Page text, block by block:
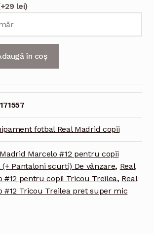
lei)
în coș
fotbal Real Madrid copii
Marcelo #12 pentru copii
Pantaloni scurti) De vânzare, Real
#12 pentru copii Tricou Treilea, Real
#12 Tricou Treilea pret super mic